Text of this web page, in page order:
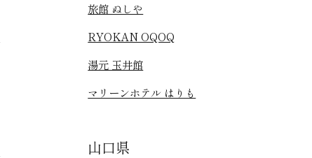
旅館 ぬしや
RYOKAN OQOQ
湯元 玉井館
マリーンホテル はりも
山口県